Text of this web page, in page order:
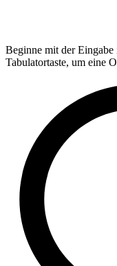
Beginne mit der
Tabulatortaste, um eine